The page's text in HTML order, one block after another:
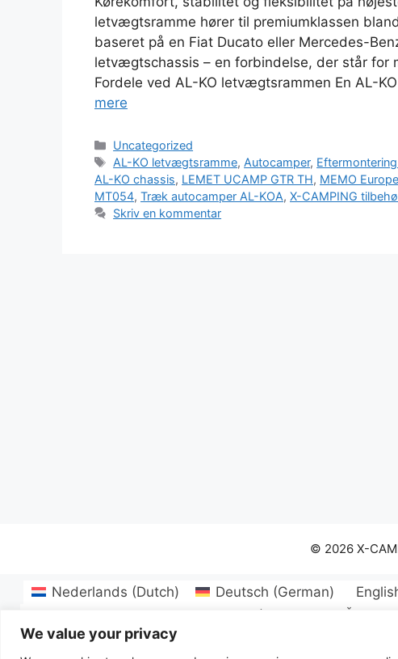
We value your privacy
letvægtsramme hører til premiumklassen
baseret på en Fiat Ducato eller Mercedes-
letvægtschassis – en forbindelse, der står for
Fordele ved AL-KO letvægtsrammen En AL-
mere
Kategorier
Uncategorized
Tags
AL-KO letvægtsramme, Autocamper,
AL-KO chassis, LEMET UCAMP GTR TH, MEMO
MT054, Træk autocamper AL-KOA, X-CAMPING
Skriv en kommentar
© 2026 X-
Nederlands (Dutch) Deutsch (German)
( Čeština
Lietuvių(Lithuanian